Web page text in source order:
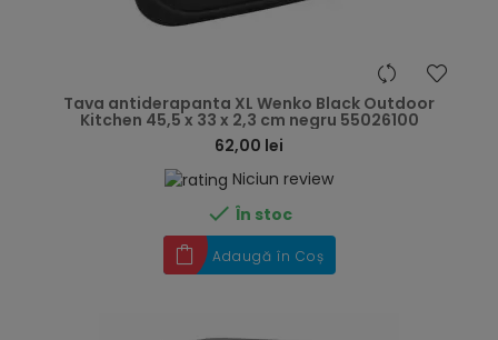
Tava antiderapanta XL Wenko Black Outdoor
Kitchen 45,5 x 33 x 2,3 cm negru 55026100
62,00 lei
Niciun review
 În stoc
Adaugă în Coș